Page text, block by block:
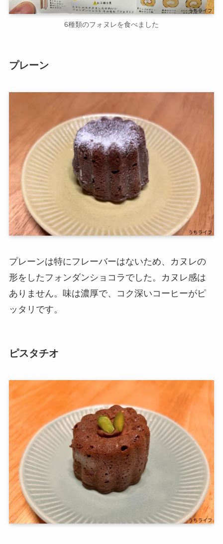
6種類のフォヌレを食べました
プレーン
プレーンは特にフレーバーはないため、カヌレの
形をしたフォンダンショコラでした。カヌレ感は
ありません。味は濃厚で、コク深いコーヒーがピ
ッタリです。
ピスタチオ